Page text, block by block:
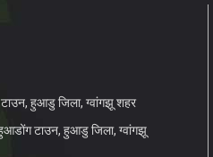
हुआडु जिला, ग्वांगझू शहर
टाउन, हुआडु जिला, ग्वांगझू